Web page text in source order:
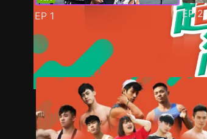
EP 1 EP2
預告 劇照 推薦影片 劇情介紹